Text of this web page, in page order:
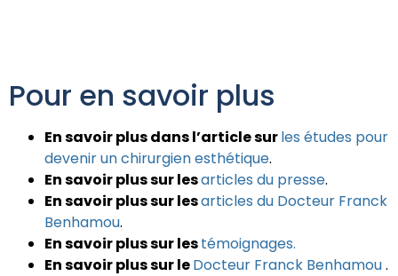
Pour en savoir plus
En savoir plus dans l’article surles études pour
devenir un chirurgien esthétique.
En savoir plus sur lesarticles du presse.
En savoir plus sur lesarticles du Docteur Franck
Benhamou.
En savoir plus sur lestémoignages.
En savoir plus sur leDocteur Franck Benhamou.